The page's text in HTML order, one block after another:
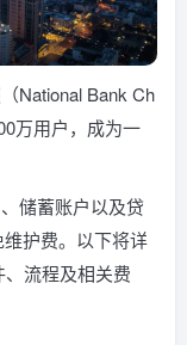
National Bank Ch
万用户，成为一
储蓄账户以及贷
护费。以下将详
流程及相关费